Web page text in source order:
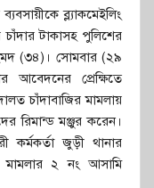
ব্ল্যাকমেইলিং
টাকাসহ পুলিশের
(৩৪)। সোমবার (২৯
আবেদনের প্রেক্ষিতে
চাঁদাবাজির মামলায়
রিমান্ড মঞ্জুর করেন।
কর্মকর্তা জুড়ী থানার
২ নং আসামি